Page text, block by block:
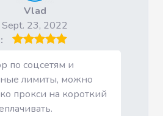
Vlad
Sept. 23, 2022
по соцсетям и
лимиты, можно
прокси на короткий